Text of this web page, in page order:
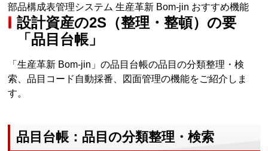
部品構成表管理システム 生産革新 Bom-jin おすすめ機能
設計資産の2S（整理・整頓）の要
「品目台帳」
「生産革新 Bom-jin」の品目台帳の品目の分類整理・検
索、品目コード自動採番、図面管理の機能をご紹介しま
す。
品目台帳：品目の分類整理・検索